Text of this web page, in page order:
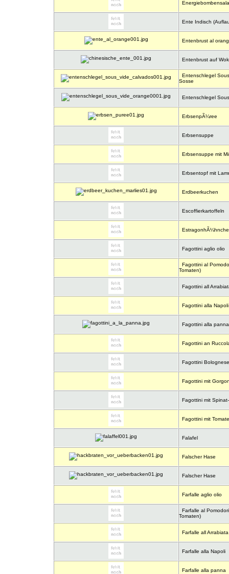
Ente Indisch
Entenbrust al
Entenbrust auf
Entenschlegel
Sosse
Entenschlegel
ErbsenpÃ¼ree
Erbsensuppe
Erbsensuppe mit
Erbsentopf mit
Erdbeerkuchen
Escoffierkartoffeln
Fagottini aglio olio
Fagottini al
Tomaten)
Fagottini all
Fagottini alla Napoli
Fagottini alla panna
Fagottini an
Fagottini Bolognese
Fagottini mit
Fagottini mit
Fagottini mit
Falafel
Falscher Hase
Falscher Hase
Farfalle aglio olio
Farfalle al
Tomaten)
Farfalle all Arrabiata
Farfalle alla Napoli
Farfalle alla panna